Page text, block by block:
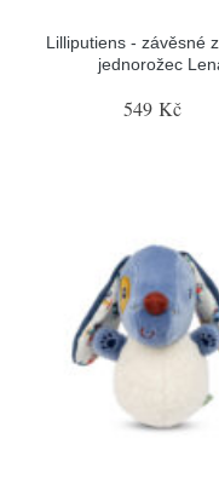
Lilliputiens - závěsné
jednorožec
549 Kč